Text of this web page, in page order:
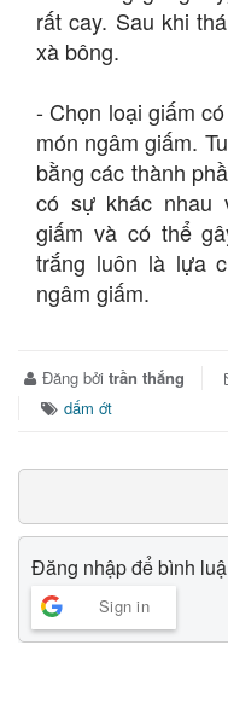
rất cay. Sau khi
xà bông.
- Chọn loại giấm
món ngâm giấm.
bằng các thành
có sự khác nhau
giấm và có thể
trắng luôn là lựa
ngâm giấm.
Đăng bởi trần thắng
dấm ớt
Đăng nhập để bình
Sign in